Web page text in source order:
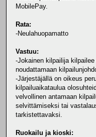
MobilePay.
Rata:
-Neulahuopamatto
Vastuu:
-Jokainen kilpailija
noudattamaan
-Järjestäjällä on oikeus
kilpailuaikataulua
velvollinen antamaan
selvittämiseksi tai
tarkistettavaksi.
Ruokailu ja kioski: